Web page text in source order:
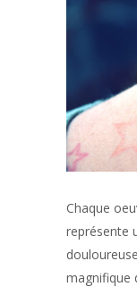
Chaque
représente
magnifique